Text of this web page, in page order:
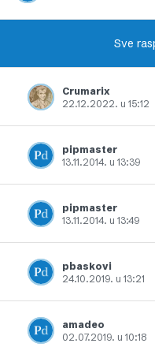
Dodajte u favorite
Sve
Crumarix
22.12.2022. u 15:12
Dodajte u favorite
pipmaster
13.11.2014. u 13:39
Dodajte u favorite
pipmaster
13.11.2014. u 13:49
Dodajte u favorite
pbaskovi
24.10.2019. u 13:21
Dodajte u favorite
amadeo
02.07.2019. u 10:18